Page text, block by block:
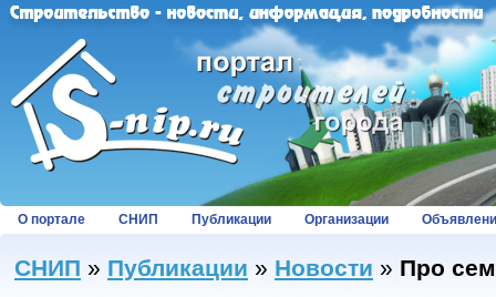
О портале СНИП Публикации Организации
СНИП » Публикации » Новости » Про